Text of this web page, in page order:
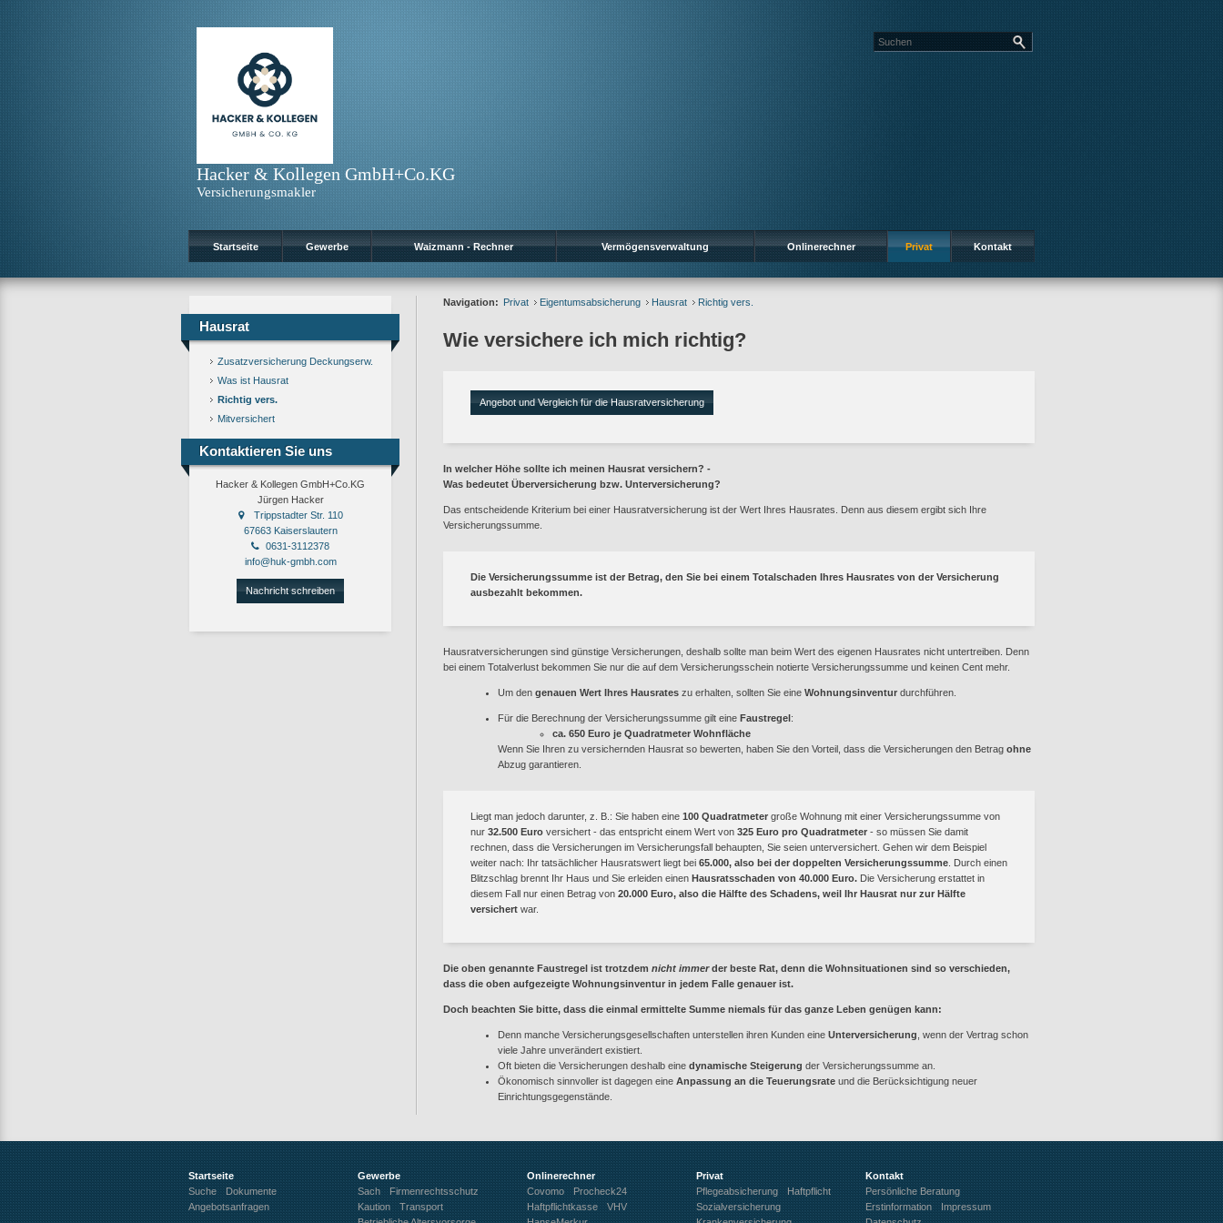
Hacker & Kollegen GmbH+Co.KG
Versicherungsmakler
Startseite Gewerbe Waizmann - Rechner Vermögensverwaltung Onlinerechner Privat Kontakt
Hausrat
Zusatzversicherung Deckungserw.
Was ist Hausrat
Richtig vers.
Mitversichert
Kontaktieren Sie uns
Hacker & Kollegen GmbH+Co.KG
Jürgen Hacker
Trippstadter Str. 110
67663 Kaiserslautern
0631-3112378
info@huk-gmbh.com
Nachricht schreiben
Navigation: Privat Eigentumsabsicherung Hausrat Richtig vers.
Wie versichere ich mich richtig?
Angebot und Vergleich für die Hausratversicherung
In welcher Höhe sollte ich meinen Hausrat versichern? -
Was bedeutet Überversicherung bzw. Unterversicherung?
Das entscheidende Kriterium bei einer Hausratversicherung ist der Wert Ihres Hausrates. Denn aus diesem ergibt sich Ihre
Versicherungssumme.
Die Versicherungssumme ist der Betrag, den Sie bei einem Totalschaden Ihres Hausrates von der Versicherung
ausbezahlt bekommen.
Hausratversicherungen sind günstige Versicherungen, deshalb sollte man beim Wert des eigenen Hausrates nicht untertreiben. Denn
bei einem Totalverlust bekommen Sie nur die auf dem Versicherungsschein notierte Versicherungssumme und keinen Cent mehr.
Um den genauen Wert Ihres Hausrates zu erhalten, sollten Sie eine Wohnungsinventur durchführen.
Für die Berechnung der Versicherungssumme gilt eine Faustregel:
ca. 650 Euro je Quadratmeter Wohnfläche
Wenn Sie Ihren zu versichernden Hausrat so bewerten, haben Sie den Vorteil, dass die Versicherungen den Betrag ohne
Abzug garantieren.
Liegt man jedoch darunter, z. B.: Sie haben eine 100 Quadratmeter große Wohnung mit einer Versicherungssumme von
nur 32.500 Euro versichert - das entspricht einem Wert von 325 Euro pro Quadratmeter - so müssen Sie damit
rechnen, dass die Versicherungen im Versicherungsfall behaupten, Sie seien unterversichert. Gehen wir dem Beispiel
weiter nach: Ihr tatsächlicher Hausratswert liegt bei 65.000, also bei der doppelten Versicherungssumme . Durch einen
Blitzschlag brennt Ihr Haus und Sie erleiden einen Hausratsschaden von 40.000 Euro. Die Versicherung erstattet in
diesem Fall nur einen Betrag von 20.000 Euro, also die Hälfte des Schadens, weil Ihr Hausrat nur zur Hälfte
versichert war.
Die oben genannte Faustregel ist trotzdem nicht immerder beste Rat, denn die Wohnsituationen sind so verschieden,
dass die oben aufgezeigte Wohnungsinventur in jedem Falle genauer ist.
Doch beachten Sie bitte, dass die einmal ermittelte Summe niemals für das ganze Leben genügen kann:
Denn manche Versicherungsgesellschaften unterstellen ihren Kunden eine Unterversicherung , wenn der Vertrag schon
viele Jahre unverändert existiert.
Oft bieten die Versicherungen deshalb eine dynamische Steigerung der Versicherungssumme an.
Ökonomisch sinnvoller ist dagegen eine Anpassung an die Teuerungsrate und die Berücksichtigung neuer
Einrichtungsgegenstände.
Startseite
Suche
Dokumente
Angebotsanfragen
Gewerbe
Sach
Firmenrechtsschutz
Kaution
Transport
Onlinerechner
Covomo
Procheck24
Haftpflichtkasse
VHV
Privat
Pflegeabsicherung
Haftpflicht
Sozialversicherung
Kontakt
Persönliche Beratung
Erstinformation
Impressum